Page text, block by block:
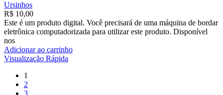
Ursinhos
R$ 10,00
Este é um produto digital. Você precisará de uma máquina de bordar
eletrônica computadorizada para utilizar este produto. Disponível
nos
Adicionar ao carrinho
Visualização Rápida
1
2
3